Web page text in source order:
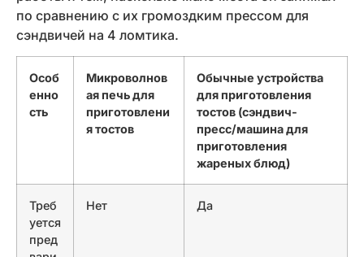
по сравнению с их громоздким прессом для
сэндвичей на 4 ломтика.
Особ
енно
сть
Микроволнов
ая печь для
приготовлени
я тостов
Обычные устройства
для приготовления
тостов (сэндвич-
пресс/машина для
приготовления
жареных блюд)
Треб
уется
пред
Нет Да